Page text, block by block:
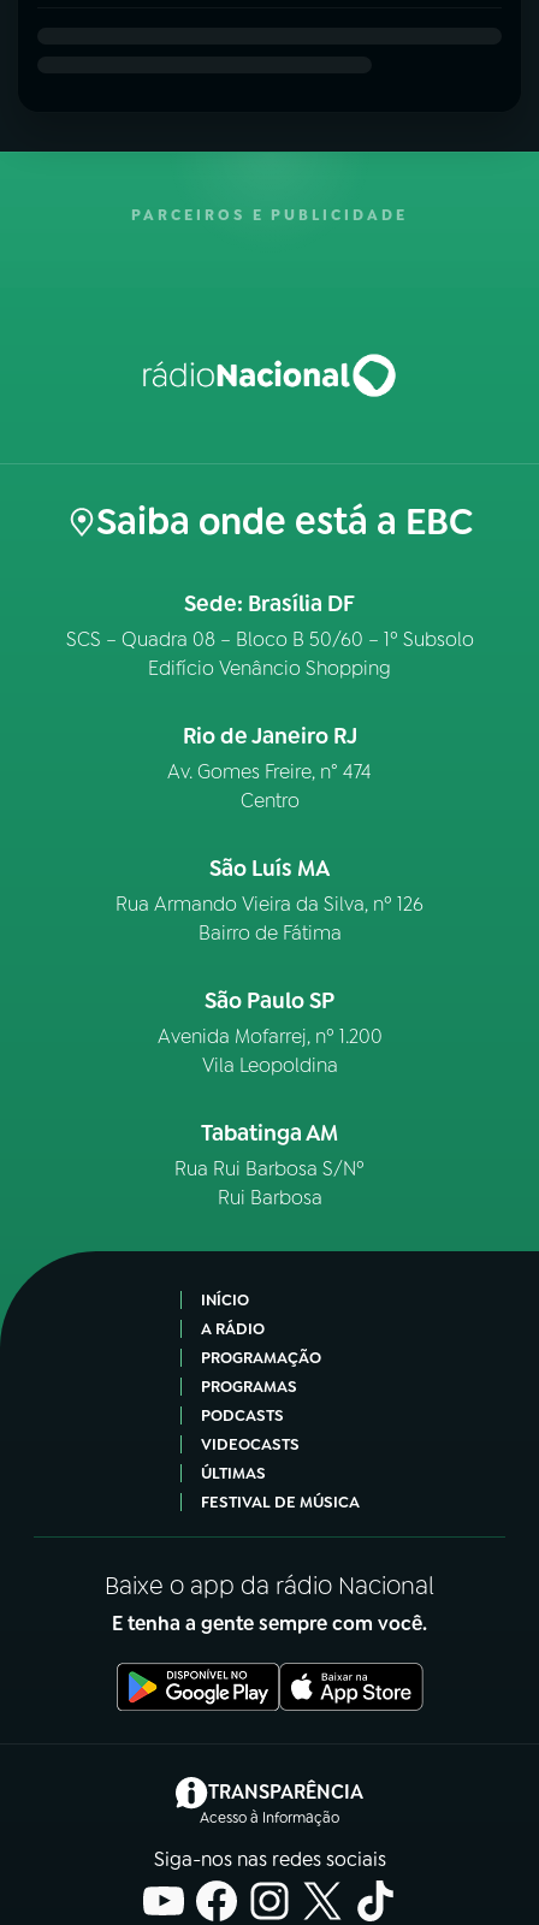
PARCEIROS E PUBLICIDADE
Saiba onde está a EBC
Sede: Brasília DF
SCS – Quadra 08 – Bloco B 50/60 – 1º Subsolo
Edifício Venâncio Shopping
Rio de Janeiro RJ
Av. Gomes Freire, n° 474
Centro
São Luís MA
Rua Armando Vieira da Silva, nº 126
Bairro de Fátima
São Paulo SP
Avenida Mofarrej, nº 1.200
Vila Leopoldina
Tabatinga AM
Rua Rui Barbosa S/Nº
Rui Barbosa
INÍCIO
A RÁDIO
PROGRAMAÇÃO
PROGRAMAS
PODCASTS
VIDEOCASTS
ÚLTIMAS
FESTIVAL DE MÚSICA
Baixe o app da rádio Nacional
E tenha a gente sempre com você.
TRANSPARÊNCIA
Acesso à Informação
(abre em nova aba)
Siga-nos nas redes sociais